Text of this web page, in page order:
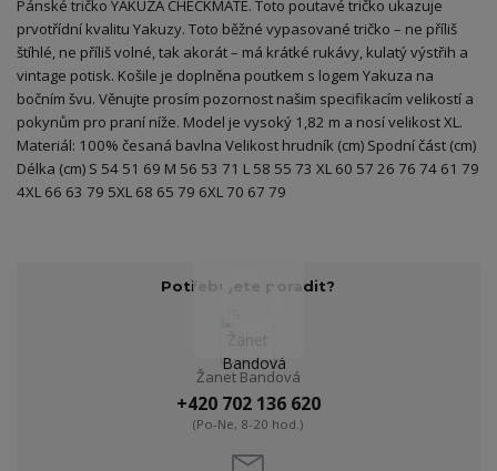
Pánské tričko YAKUZA CHECKMATE. Toto poutavé tričko ukazuje
prvotřídní kvalitu Yakuzy. Toto běžné vypasované tričko – ne příliš
štíhlé, ne příliš volné, tak akorát – má krátké rukávy, kulatý výstřih a
vintage potisk. Košile je doplněna poutkem s logem Yakuza na
bočním švu. Věnujte prosím pozornost našim specifikacím velikostí a
pokynům pro praní níže. Model je vysoký 1,82 m a nosí velikost XL.
Materiál: 100% česaná bavlna Velikost hrudník (cm) Spodní část (cm)
Délka (cm) S 54 51 69 M 56 53 71 L 58 55 73 XL 60 57 26 76 74 61 79
4XL 66 63 79 5XL 68 65 79 6XL 70 67 79
Potřebujete poradit?
Žanet Bandová
+420 702 136 620
(Po-Ne, 8-20 hod.)